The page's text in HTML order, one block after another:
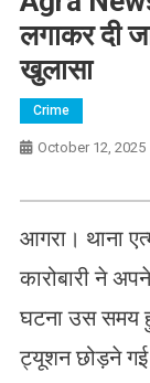
लगाकर दी
खुलासा
Crime
October 12, 2025
आगरा। थाना
कारोबारी ने
घटना उस समय
ट्यूशन छोड़ने